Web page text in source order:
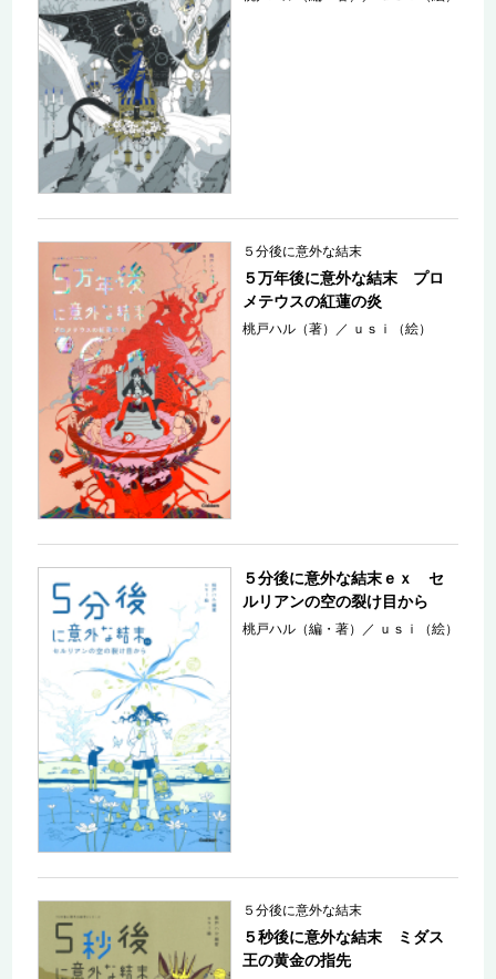
５分後に意外な結末
５万年後に意外な結末 プロ
メテウスの紅蓮の炎
桃戸ハル（著） ／ ｕｓｉ（絵）
５分後に意外な結末ｅｘ セ
ルリアンの空の裂け目から
桃戸ハル（編・著） ／ ｕｓｉ（絵）
５分後に意外な結末
５秒後に意外な結末 ミダス
王の黄金の指先